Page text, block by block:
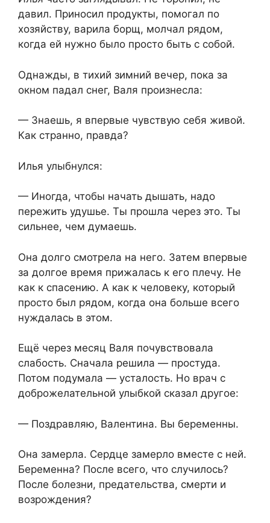
давил. Приносил продукты, помогал по
хозяйству, варила борщ, молчал рядом,
когда ей нужно было просто быть с собой.
Однажды, в тихий зимний вечер, пока за
окном падал снег, Валя произнесла:
— Знаешь, я впервые чувствую себя живой.
Как странно, правда?
Илья улыбнулся:
— Иногда, чтобы начать дышать, надо
пережить удушье. Ты прошла через это. Ты
сильнее, чем думаешь.
Она долго смотрела на него. Затем впервые
за долгое время прижалась к его плечу. Не
как к спасению. А как к человеку, который
просто был рядом, когда она больше всего
нуждалась в этом.
Ещё через месяц Валя почувствовала
слабость. Сначала решила — простуда.
Потом подумала — усталость. Но врач с
доброжелательной улыбкой сказал другое:
— Поздравляю, Валентина. Вы беременны.
Она замерла. Сердце замерло вместе с ней.
Беременна? После всего, что случилось?
После болезни, предательства, смерти и
возрождения?